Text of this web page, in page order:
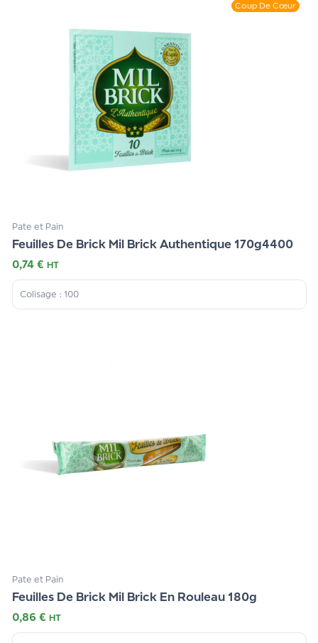
Coup De Cœur
Pate et Pain
Feuilles De Brick Mil Brick Authentique 170g4400
0,74 € HT
Colisage : 100
Pate et Pain
Feuilles De Brick Mil Brick En Rouleau 180g
0,86 € HT